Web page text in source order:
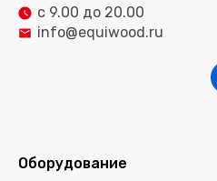
с 9.00 до 20.00
info@equiwood.ru
Оборудование